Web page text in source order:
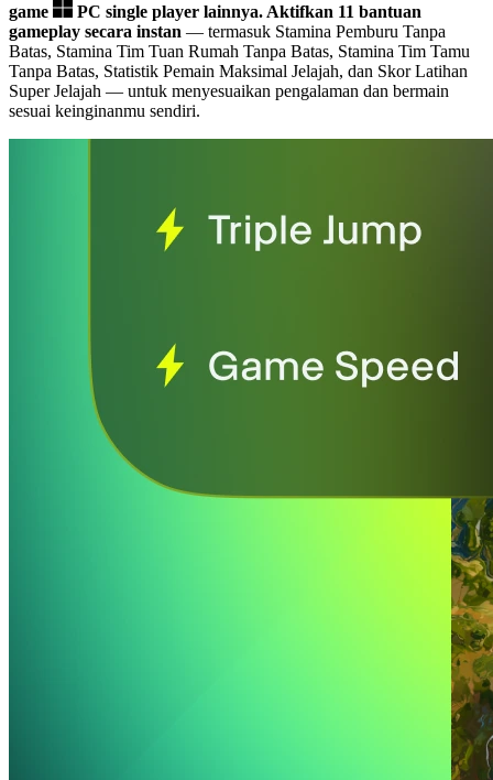
game
PC single player lainnya. Aktifkan 11 bantuan
gameplay secara instan — termasuk Stamina Pemburu Tanpa
Batas, Stamina Tim Tuan Rumah Tanpa Batas, Stamina Tim Tamu
Tanpa Batas, Statistik Pemain Maksimal Jelajah, dan Skor Latihan
Super Jelajah — untuk menyesuaikan pengalaman dan bermain
sesuai keinginanmu sendiri.